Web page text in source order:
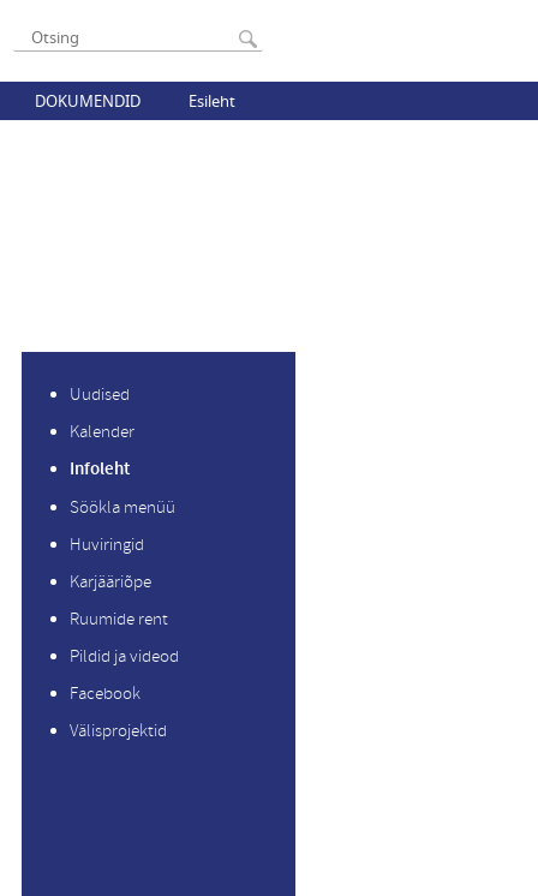
DOKUMENDID Esileht
Uudised
Kalender
Infoleht
Söökla menüü
Huviringid
Karjääriõpe
Ruumide rent
Pildid ja videod
Facebook
Välisprojektid